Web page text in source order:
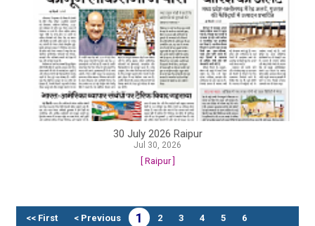
30 July 2026 Raipur
Jul 30, 2026
[ Raipur ]
<< First < Previous 1 2 3 4 5
6